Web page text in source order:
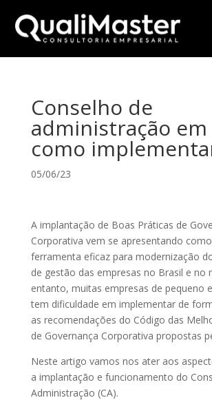
Conselho de
administração em
como
05/06/23
A implantação de Boas Práticas de
Corporativa vem se apresentando
ferramenta eficaz para modernização
de gestão das empresas no Brasil e no
entanto, muitas empresas de pequeno
tem dificuldade em implementar de
as recomendações do Código das
de Governança Corporativa propostas
Neste artigo vamos nos ater aos
a implantação e funcionamento do
Administração (CA).